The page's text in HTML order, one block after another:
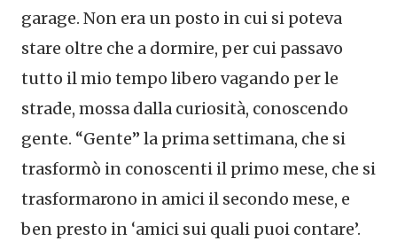
garage. Non era un posto in cui si poteva
stare oltre che a dormire, per cui passavo
tutto il mio tempo libero vagando per le
strade, mossa dalla curiosità, conoscendo
gente. “Gente” la prima settimana, che si
trasformò in conoscenti il primo mese, che si
trasformarono in amici il secondo mese, e
ben presto in ‘amici sui quali puoi contare’.